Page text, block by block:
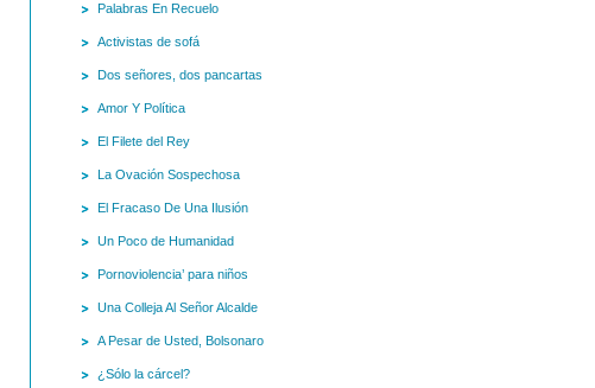
Palabras En Recuelo
Activistas de sofá
Dos señores, dos pancartas
Amor Y Política
El Filete del Rey
La Ovación Sospechosa
El Fracaso De Una Ilusión
Un Poco de Humanidad
Pornoviolencia’ para niños
Una Colleja Al Señor Alcalde
A Pesar de Usted, Bolsonaro
¿Sólo la cárcel?